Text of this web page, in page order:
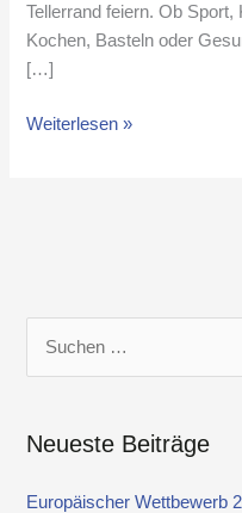
Tellerrand feiern. Ob Sport,
Kochen, Basteln oder
[…]
Weiterlesen »
h
e
Neueste Beiträge
Europäischer Wettbewerb